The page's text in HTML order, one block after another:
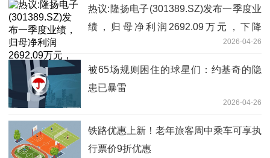
热议:隆扬电子(301389.SZ)发布一季度业
绩，归母净利润2692.09万元，下降
2026-04-26
被65场规则困住的球星们：约基奇的隐
患已暴雷
2026-04-26
铁路优惠上新！老年旅客周中乘车可享执
行票价9折优惠